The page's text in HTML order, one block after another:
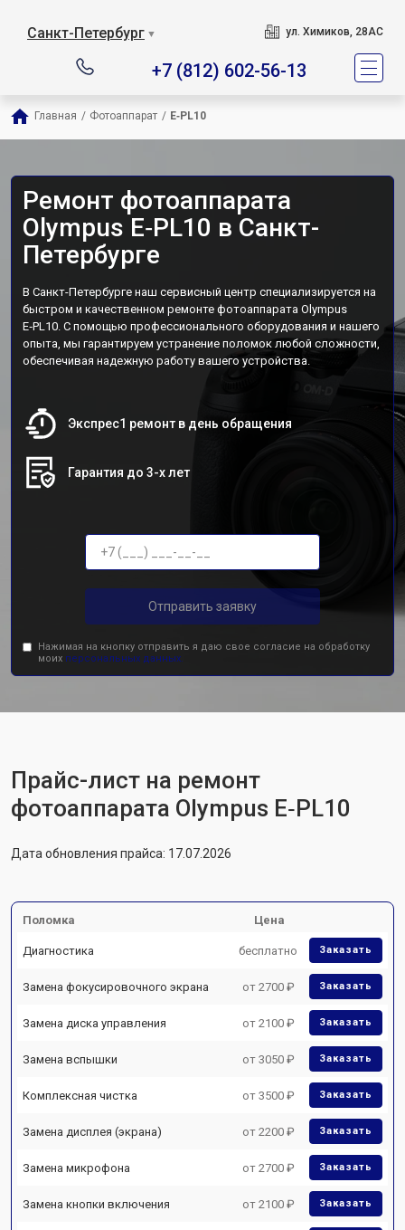
Санкт-Петербург ▼ ул. Химиков, 28АС
+7 (812) 602-56-13
Главная / Фотоаппарат / E‑PL10
Ремонт фотоаппарата
Olympus E‑PL10 в Санкт-
Петербурге
В Санкт-Петербурге наш сервисный центр специализируется на
быстром и качественном ремонте фотоаппарата Olympus
E‑PL10. С помощью профессионального оборудования и нашего
опыта, мы гарантируем устранение поломок любой сложности,
обеспечивая надежную работу вашего устройства.
Экспрес1 ремонт в день обращения
Гарантия до 3-х лет
Отправить заявку
Нажимая на кнопку отправить я даю свое согласие на обработку
моих персональных данных.
Прайс-лист на ремонт
фотоаппарата Olympus E‑PL10
Дата обновления прайса: 17.07.2026
Поломка Цена
Диагностика бесплатно Заказать
Замена фокусировочного экрана от 2700 ₽ Заказать
Замена диска управления от 2100 ₽ Заказать
Замена вспышки от 3050 ₽ Заказать
Комплексная чистка от 3500 ₽ Заказать
Замена дисплея (экрана) от 2200 ₽ Заказать
Замена микрофона от 2700 ₽ Заказать
Замена кнопки включения от 2100 ₽ Заказать